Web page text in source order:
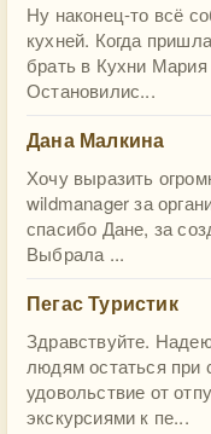
Ну наконец-то всё
кухней. Когда
брать в Кухни Мария
Остановилис...
Дана Малкина
Хочу выразить
wildmanager за
спасибо Дане, за
Выбрала ...
Пегас Туристик
Здравствуйте.
людям остаться при
удовольствие от
экскурсиями к пе...